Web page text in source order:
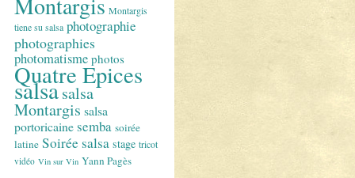
Montargis
tiene su salsa photographie
photographies
photomatisme photos
Quatre Epices
salsasalsa
Montargis salsa
portoricainesemba soirée
latine Soirée salsa stage tricot
vidéo Vin sur Vin Yann Pagès